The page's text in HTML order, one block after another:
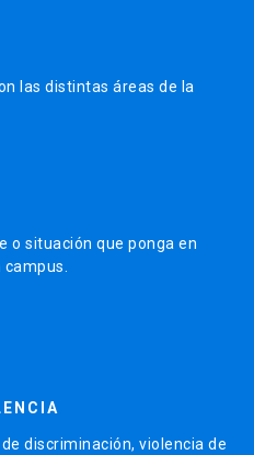
las distintas áreas de la
o situación que ponga en
campus.
discriminación, violencia de